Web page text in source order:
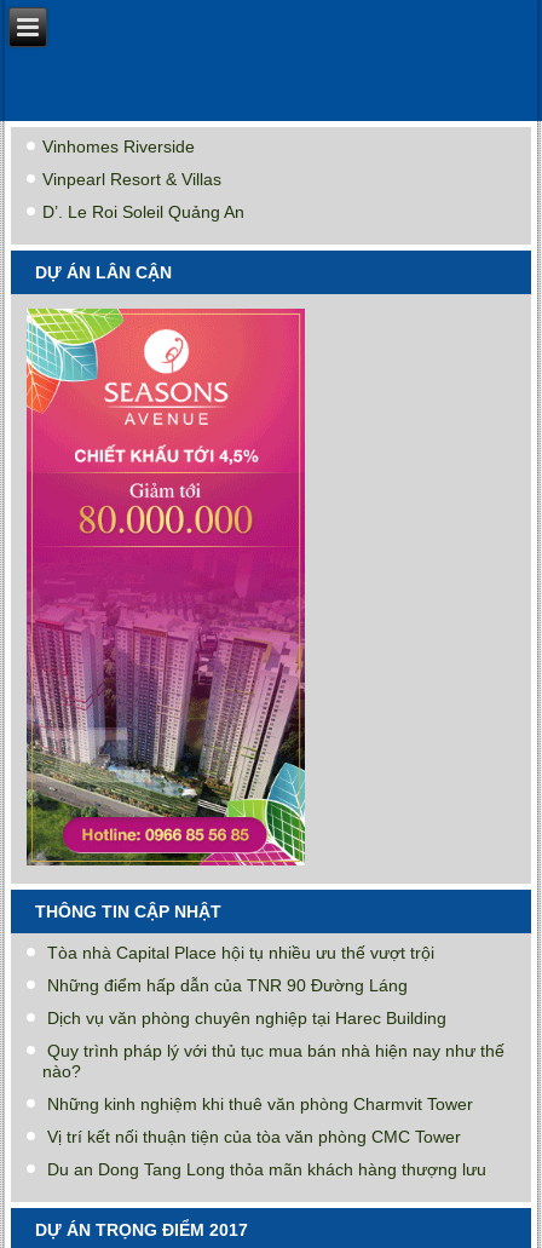
Vinhomes Riverside
Vinpearl Resort & Villas
D’. Le Roi Soleil Quảng An
DỰ ÁN LÂN CẬN
THÔNG TIN CẬP NHẬT
Tòa nhà Capital Place hội tụ nhiều ưu thế vượt trội
Những điểm hấp dẫn của TNR 90 Đường Láng
Dịch vụ văn phòng chuyên nghiệp tại Harec Building
Quy trình pháp lý với thủ tục mua bán nhà hiện nay như thế
nào?
Những kinh nghiệm khi thuê văn phòng Charmvit Tower
Vị trí kết nối thuận tiện của tòa văn phòng CMC Tower
Du an Dong Tang Long thỏa mãn khách hàng thượng lưu
DỰ ÁN TRỌNG ĐIỂM 2017